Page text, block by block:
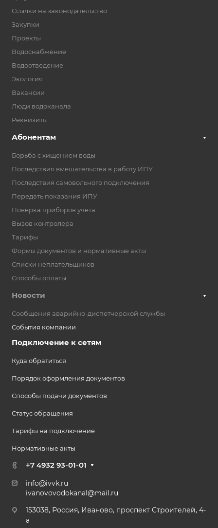
Ссылки на законодательство
Закупки
Проекты
Водоснабжение
Водоотведение
Экология
Вакансии
Люди водоканала
Реквизиты
Абонентам
Борьба с хищением воды
Последствия вмешательства в работу ИПУ
Последствия самовольного подключения
Передать показания ИПУ
Поверка приборов учета
Вызов контролера
Тарифы
Формы документов и нормативные акты
Списки неплательщиков
Способы оплаты
Новости
Сообщения аварийно-диспетчерской службы
События компании
Подключение к сетям
Куда обратиться
Порядок оформления документов
Способы подачи документов
Статус обращения
Тарифы на подключение
Нормативные акты
+7 4932 93-01-01
info@ivvk.ru
ivanovovodokanal@mail.ru
153038, Россия, Иваново, проспект Строителей, 4-
а